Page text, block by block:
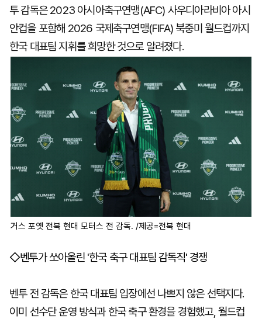
투 감독은 2023 아시아축구연맹(AFC) 사우디아라비아 아시
안컵을 포함해 2026 국제축구연맹(FIFA) 북중미 월드컵까지
한국 대표팀 지휘를 희망한 것으로 알려졌다.
거스 포옛 전북 현대 모터스 전 감독. /제공=전북 현대
◇벤투가 쏘아올린 '한국 축구 대표팀 감독직' 경쟁
벤투 전 감독은 한국 대표팀 입장에선 나쁘지 않은 선택지다.
이미 선수단 운영 방식과 한국 축구 환경을 경험했고, 월드컵